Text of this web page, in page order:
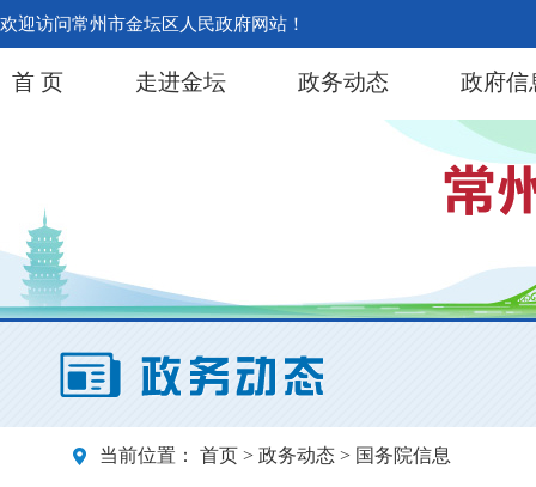
欢迎访问常州市金坛区人民政府网站！
首 页 走进金坛 政务动态 政府信
当前位置： 首页 > 政务动态 > 国务院信息